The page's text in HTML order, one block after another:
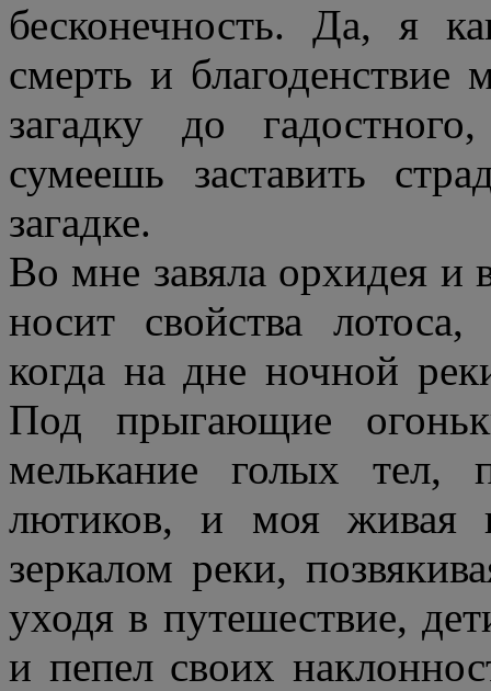
бесконечность. Да, я
смерть и благоденствие
загадку до
сумеешь заставить
загадке.
Во мне завяла орхидея и
носит свойства
когда на дне ночной
Под прыгающие
мелькание голых
лютиков, и моя живая
зеркалом реки,
уходя в путешествие,
и пепел своих